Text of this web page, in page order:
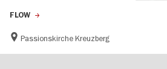
FLOW
Passionskirche Kreuzberg